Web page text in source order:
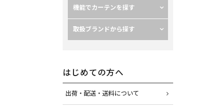
機能でカーテンを探す
取扱ブランドから探す
はじめての方へ
出荷・配送・送料について